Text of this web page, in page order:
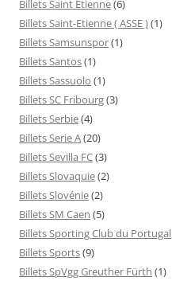
Billets Saint Etienne(6)
Billets Saint-Etienne ( ASSE )(1)
Billets Samsunspor(1)
Billets Santos(1)
Billets Sassuolo (1)
Billets SC Fribourg(3)
Billets Serbie(4)
Billets Serie A(20)
Billets Sevilla FC(3)
Billets Slovaquie(2)
Billets Slovénie(2)
Billets SM Caen (5)
Billets Sporting Club du Portugal
Billets Sports(9)
Billets SpVgg Greuther Fürth (1)